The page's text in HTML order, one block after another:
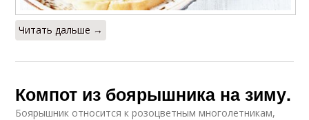
Читать дальше →
Компот из боярышника на зиму.
Боярышник относится к розоцветным многолетникам,